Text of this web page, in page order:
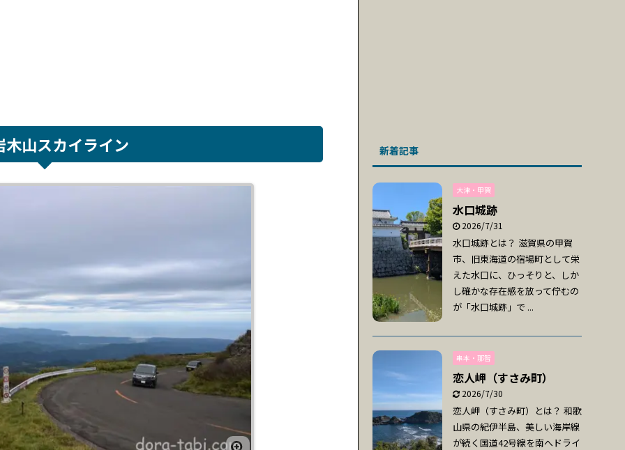
木山スカイライン 新着記事
大津・甲賀
水口城跡
2026/7/31
水口城跡とは？ 滋賀県の甲賀
市、旧東海道の宿場町として栄
えた水口に、ひっそりと、しか
し確かな存在感を放って佇むの
が「水口城跡」で ...
串本・那智
恋人岬（すさみ町）
2026/7/30
恋人岬（すさみ町）とは？ 和歌
山県の紀伊半島、美しい海岸線
が続く国道42号線を南へドライ